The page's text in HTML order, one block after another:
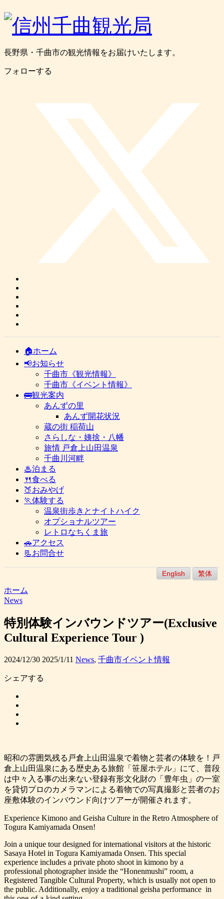
長野県・千曲市の観光情報をお届けいたします。
フォローする
🏠ホーム
📢お知らせ
千曲市《観光情報》
千曲市《イベント情報》
🚌観光案内
あんずの里
あんず開花状況
蔵の街 稲荷山
さらしな・姨捨・八幡
旅情 戸倉上山田温泉
千曲川河畔
♨泊まる
🍴食べる
🍑おみやげ
🏃体験する
温泉街歩きとナイトハイク
オプショナルツアー
レトロなちくま旅
🚗アクセス
📃お問合せ
English 繁体
ホーム
News
特別体験インバウンドツアー(Exclusive
Cultural Experience Tour )
2024/12/30 2025/1/11 News, 千曲市イベント情報
シェアする
昭和の雰囲気残る戸倉上山田温泉で着物と芸者の体験を！戸
倉上山田温泉にある歴史ある旅館「笹屋ホテル」にて、普段
は中々入る事の出来ない登録有形文化財の「豊年虫」の一室
を貸切プロのカメラマンによる着物での写真撮影と芸者のお
座敷体験のインバウンド向けツアーが開催されます。
Experience Kimono and Geisha Culture in the Retro Atmosphere of
Togura Kamiyamada Onsen!
Join a unique tour designed for international visitors at the historic
Sasaya Hotel in Togura Kamiyamada Onsen. This special
experience includes a private photo shoot in kimono by a
professional photographer inside the “Honenmushi” room, a
Registered Tangible Cultural Property, which is usually not open to
the public. Additionally, enjoy a traditional geisha performance in